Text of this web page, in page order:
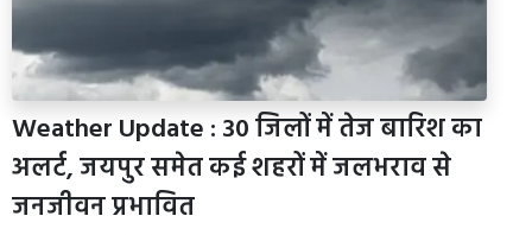
Weather Update : 30 जिलों में तेज बारिश का
अलर्ट, जयपुर समेत कई शहरों में जलभराव से
जनजीवन प्रभावित